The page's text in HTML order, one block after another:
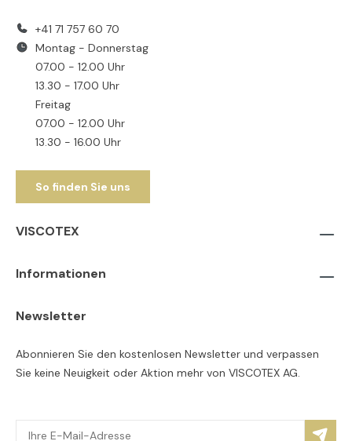
+41 71 757 60 70
Montag - Donnerstag
07.00 - 12.00 Uhr
13.30 - 17.00 Uhr
Freitag
07.00 - 12.00 Uhr
13.30 - 16.00 Uhr
So finden Sie uns
VISCOTEX
Informationen
Newsletter
Abonnieren Sie den kostenlosen Newsletter und verpassen
Sie keine Neuigkeit oder Aktion mehr von VISCOTEX AG.